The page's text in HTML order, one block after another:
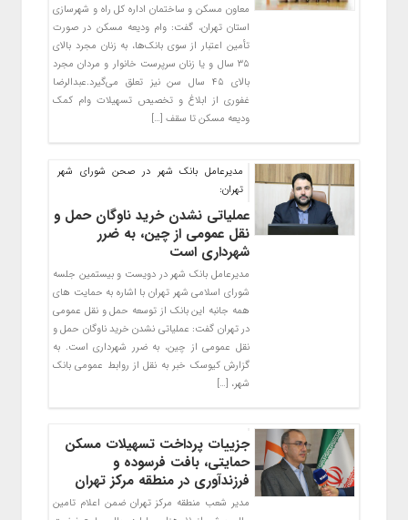
معاون مسکن و ساختمان اداره کل راه و شهرسازی
استان تهران، گفت: وام ودیعه مسکن در صورت
تأمین اعتبار از سوی بانک‌ها، به زنان مجرد بالای
۳۵ سال و یا زنان سرپرست خانوار و مردان مجرد
بالای ۴۵ سال سن نیز تعلق می‌گیرد.عبدالرضا
غفوری از ابلاغ و تخصیص تسهیلات وام کمک
ودیعه مسکن تا سقف […]
مدیرعامل بانک شهر در صحن شورای شهر
تهران:
عملیاتی نشدن خرید ناوگان حمل و
نقل عمومی از چین، به ضرر
شهرداری است
مدیرعامل بانک شهر در دویست و بیستمین جلسه
شورای اسلامی شهر تهران با اشاره به حمایت های
همه جانبه این بانک از توسعه حمل و نقل عمومی
در تهران گفت: عملیاتی نشدن خرید ناوگان حمل و
نقل عمومی از چین، به ضرر شهرداری است. به
گزارش کیوسک خبر به نقل از روابط عمومی بانک
شهر، […]
جزییات پرداخت تسهیلات مسکن
حمایتی، بافت فرسوده و
فرزندآوری در منطقه مرکز تهران
مدیر شعب منطقه مرکز تهران ضمن اعلام تامین